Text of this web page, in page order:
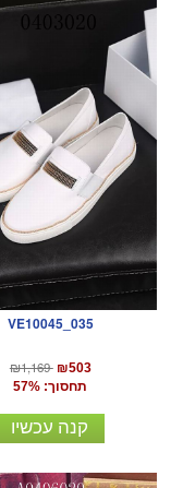
VE10045_035
₪1,169 ₪503
תחסוך: 57%
קנה עכשיו